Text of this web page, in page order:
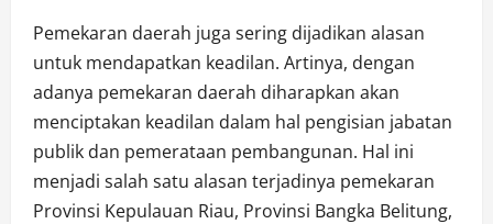
Pemekaran daerah juga sering dijadikan alasan
untuk mendapatkan keadilan. Artinya, dengan
adanya pemekaran daerah diharapkan akan
menciptakan keadilan dalam hal pengisian jabatan
publik dan pemerataan pembangunan. Hal ini
menjadi salah satu alasan terjadinya pemekaran
Provinsi Kepulauan Riau, Provinsi Bangka Belitung,